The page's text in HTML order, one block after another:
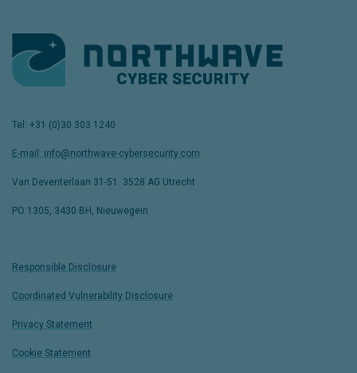
Tel: +31 (0)30 303 1240
E-mail: info@northwave-cybersecurity.com
Van Deventerlaan 31-51 3528 AG Utrecht
PO 1305, 3430 BH, Nieuwegein
Responsible Disclosure
Coordinated Vulnerability Disclosure
Privacy Statement
Cookie Statement